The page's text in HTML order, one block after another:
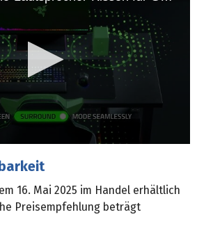
16. Mai 2025 im Handel erhältlich
Preisempfehlung beträgt